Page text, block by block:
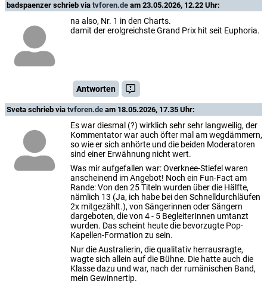
badspaenzer schrieb via tvforen.de am 23.05.2026, 12.22 Uhr:
na also, Nr. 1 in den Charts.
damit der erolgreichste Grand Prix hit seit Euphoria.
Antworten
Sveta schrieb via tvforen.de am 18.05.2026, 17.35 Uhr:
Es war diesmal (?) wirklich sehr sehr langweilig, der
Kommentator war auch öfter mal am wegdämmern,
so wie er sich anhörte und die beiden Moderatoren
sind einer Erwähnung nicht wert.
Was mir aufgefallen war: Overknee-Stiefel waren
anscheinend im Angebot! Noch ein Fun-Fact am
Rande: Von den 25 Titeln wurden über die Hälfte,
nämlich 13 (Ja, ich habe bei den Schnelldurchläufen
2x mitgezählt.), von Sängerinnen oder Sängern
dargeboten, die von 4 - 5 BegleiterInnen umtanzt
wurden. Das scheint heute die bevorzugte Pop-
Kapellen-Formation zu sein.
Nur die Australierin, die qualitativ herrausragte,
wagte sich allein auf die Bühne. Die hatte auch die
Klasse dazu und war, nach der rumänischen Band,
mein Gewinnertip.